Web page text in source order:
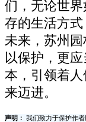
们，无论世
存的生活方
未来，苏州
以保护，更
本，引领着
来迈进。
声明：
我们致力于保护作